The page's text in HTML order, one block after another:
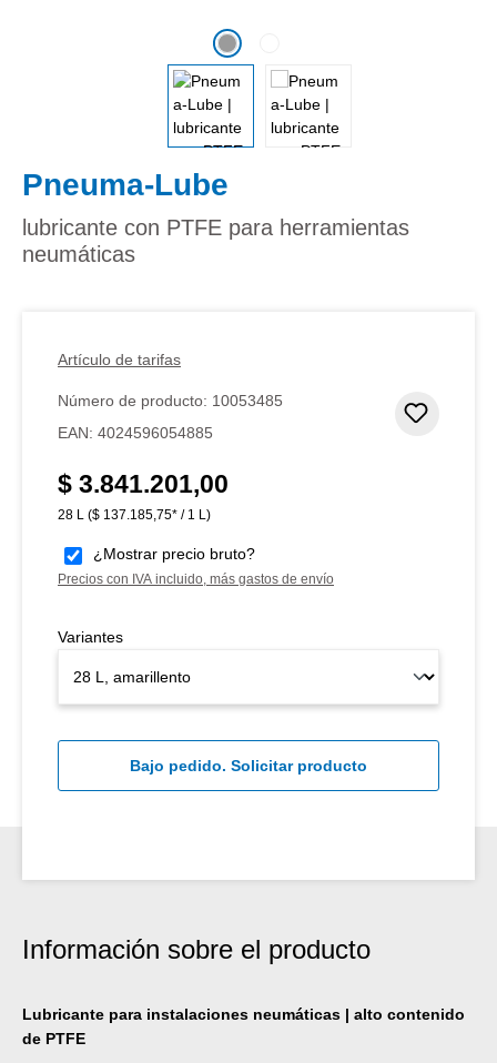
Pneuma-Lube
lubricante con PTFE para herramientas
neumáticas
Artículo de tarifas
Número de producto: 10053485
EAN: 4024596054885
Precio normal:
$ 3.841.201,00
28 L ($ 137.185,75* / 1 L)
¿Mostrar precio bruto?
Precios con IVA incluido, más gastos de envío
Variantes
Bajo pedido. Solicitar producto
Información sobre el producto
Lubricante para instalaciones neumáticas | alto contenido
de PTFE